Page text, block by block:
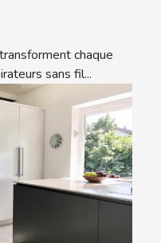
chaque
sans fil...